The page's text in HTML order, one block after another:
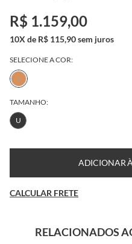
R$ 1.159,00
10X de R$ 115,90 sem juros
SELECIONE A COR:
TAMANHO:
U
ADICIONAR
CALCULAR FRETE
RELACIONADOS